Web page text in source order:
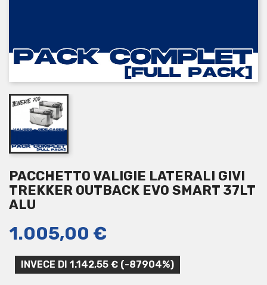
PACCHETTO VALIGIE LATERALI GIVI
TREKKER OUTBACK EVO SMART 37LT
ALU
1.005,00 €
INVECE DI 1.142,55 € (-87904%)